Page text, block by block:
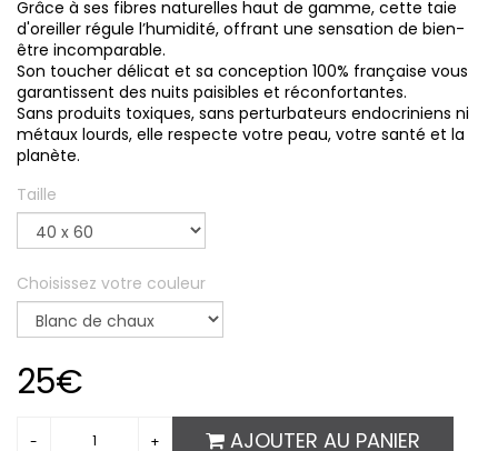
Grâce à ses fibres naturelles haut de gamme, cette taie
d'oreiller régule l’humidité, offrant une sensation de bien-
être incomparable.
Son toucher délicat et sa conception 100% française vous
garantissent des nuits paisibles et réconfortantes.
Sans produits toxiques, sans perturbateurs endocriniens ni
métaux lourds, elle respecte votre peau, votre santé et la
planète.
Taille
Choisissez votre couleur
25€
AJOUTER AU PANIER